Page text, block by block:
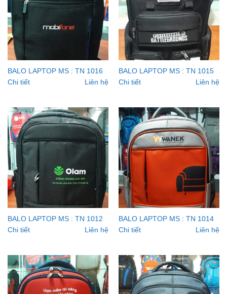
BALO LAPTOP MS : TN 1016
Chi tiết
Liên hệ
BALO LAPTOP MS : TN 1015
Chi tiết
Liên hệ
BALO LAPTOP MS : TN 1012
Chi tiết
Liên hệ
BALO LAPTOP MS : TN 1014
Chi tiết
Liên hệ